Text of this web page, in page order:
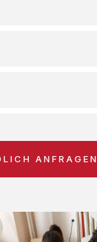
ANFRAGEN